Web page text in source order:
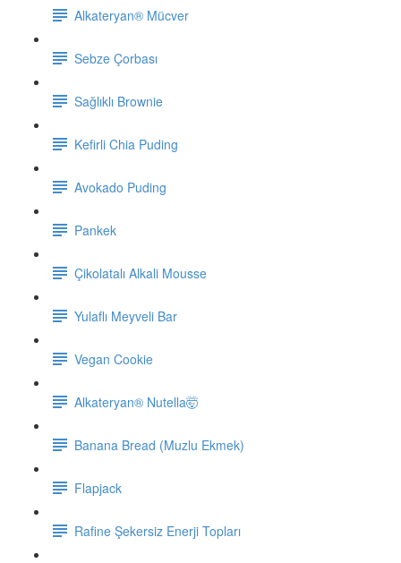
Alkateryan® Mücver
Sebze Çorbası
Sağlıklı Brownie
Kefirli Chia Puding
Avokado Puding
Pankek
Çikolatalı Alkali Mousse
Yulaflı Meyveli Bar
Vegan Cookie
Alkateryan® Nutella🤯
Banana Bread (Muzlu Ekmek)
Flapjack
Rafine Şekersiz Enerji Topları